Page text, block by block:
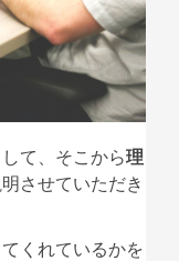
て、そこから理
させていただき
くれているかを